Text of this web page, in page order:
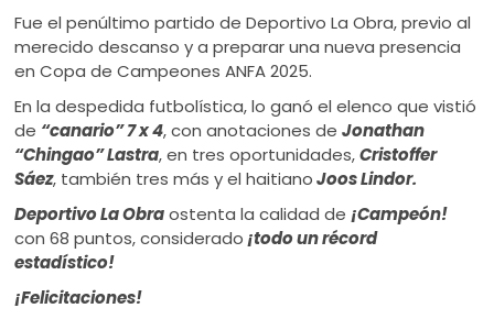
Fue el penúltimo partido de Deportivo La Obra, previo al
merecido descanso y a preparar una nueva presencia
en Copa de Campeones ANFA 2025.
En la despedida futbolística, lo ganó el elenco que vistió
de “canario” 7 x 4, con anotaciones deJonathan
“Chingao” Lastra, en tres oportunidades,Cristoffer
Sáez, también tres más y el haitianoJoos Lindor.
Deportivo La Obraostenta la calidad de ¡Campeón!
con 68 puntos, considerado ¡todo un récord
estadístico!
¡Felicitaciones!